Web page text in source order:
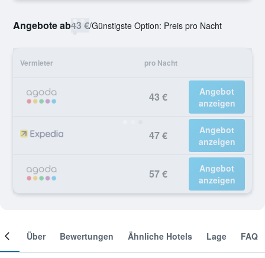
Angebote ab43 €/Günstigste Option: Preis pro Nacht
Vermieter pro Nacht
43 €
Angebot
anzeigen
47 €
Angebot
anzeigen
57 €
Angebot
anzeigen
Über Bewertungen Ähnliche Hotels Lage FAQ